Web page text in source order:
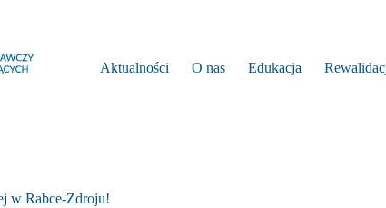
Aktualności
O nas Edukacja
w Rabce-Zdroju!